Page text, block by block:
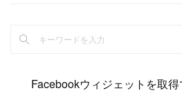
(8)
(7)
(10)
(13)
(15))
12
)
(13)
(17)
(8)
Facebookウィジェットを取得